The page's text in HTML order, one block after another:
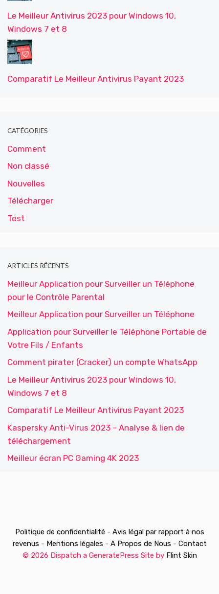
Le Meilleur Antivirus 2023 pour Windows 10,
Windows 7 et 8
Comparatif Le Meilleur Antivirus Payant 2023
CATÉGORIES
Comment
Non classé
Nouvelles
Télécharger
Test
ARTICLES RÉCENTS
Meilleur Application pour Surveiller un Téléphone
pour le Contrôle Parental
Meilleur Application pour Surveiller un Téléphone
Application pour Surveiller le Téléphone Portable de
Votre Fils / Enfants
Comment pirater (Cracker) un compte WhatsApp
Le Meilleur Antivirus 2023 pour Windows 10,
Windows 7 et 8
Comparatif Le Meilleur Antivirus Payant 2023
Kaspersky Anti-Virus 2023 – Analyse & lien de
téléchargement
Meilleur écran PC Gaming 4K 2023
Politique de confidentialité - Avis légal par rapport à nos
revenus - Mentions légales - A Propos de Nous - Contact
© 2026 Dispatch a GeneratePress Site by Flint Skin